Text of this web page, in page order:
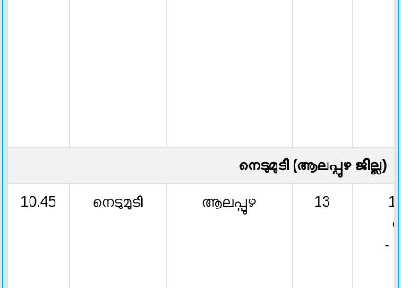
നെടുമുടി (ആലപ്പുഴ ജില്ല)
10.45 നെടുമുടി ആലപ്പുഴ 13
-